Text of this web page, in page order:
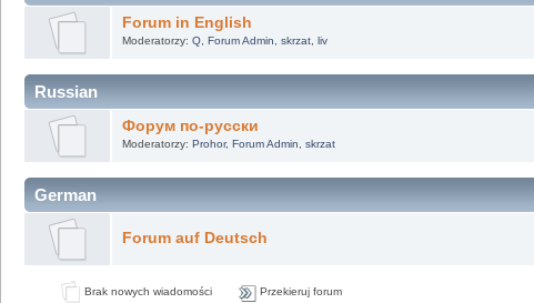
Forum in English
Moderatorzy: Q, Forum Admin skrzat, liv
Russian
Форум по-русски
Moderatorzy: Prohor, Forum Admin skrzat
German
Forum auf Deutsch
Brak nowych wiadomości Przekieruj forum